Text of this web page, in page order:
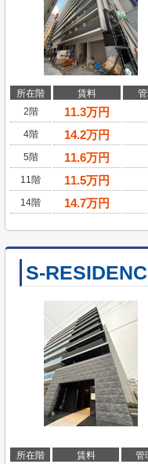
所在階 賃料
2階
11.3万円
4階 14.2万円
5階 11.6万円
11階 11.5万円
14階 14.7万円
S-
所在階 賃料
管